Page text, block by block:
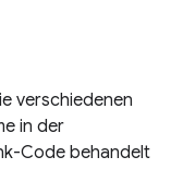
verschiedenen
in der
Code behandelt